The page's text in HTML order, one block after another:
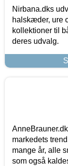
Nirbana.dks
halskæder, ure
kollektioner til
deres udvalg.
markedets
mange år, alle
som også